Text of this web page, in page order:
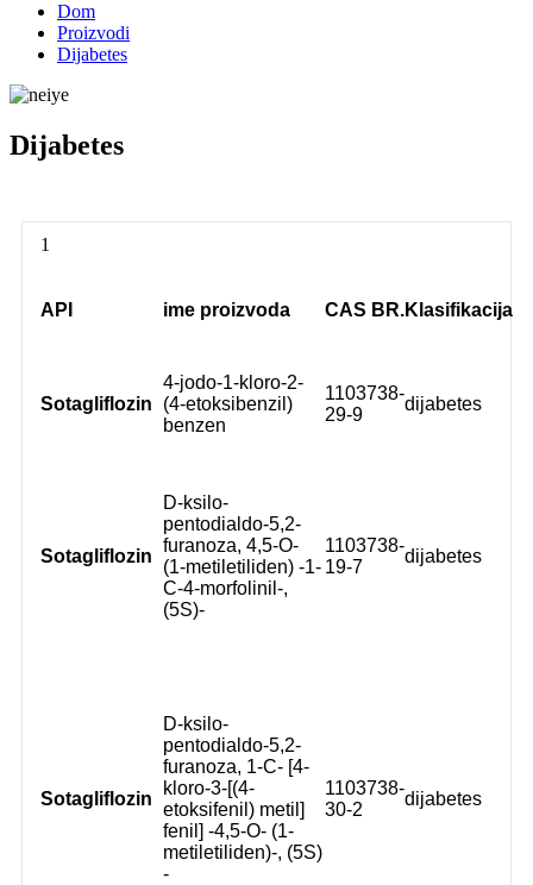
Dom
Proizvodi
Dijabetes
Dijabetes
1
API ime proizvoda CAS BR.Klasifikacija
Sotagliflozin
4-jodo-1-kloro-2-
(4-etoksibenzil)
benzen
1103738-
29-9
dijabetes
Sotagliflozin
D-ksilo-
pentodialdo-5,2-
furanoza, 4,5-O-
(1-metiletiliden) -1-
C-4-morfolinil-,
(5S)-
1103738-
19-7
dijabetes
Sotagliflozin
D-ksilo-
pentodialdo-5,2-
furanoza, 1-C- [4-
kloro-3-[(4-
etoksifenil) metil]
fenil] -4,5-O- (1-
metiletiliden)-, (5S)
-
1103738-
30-2
dijabetes